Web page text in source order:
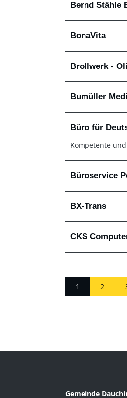
Bernd Stähle
BonaVita
Brollwerk -
Bumüller
Büro für
Kompetente
Büroservice
BX-Trans
CKS
1 2
Gemeinde